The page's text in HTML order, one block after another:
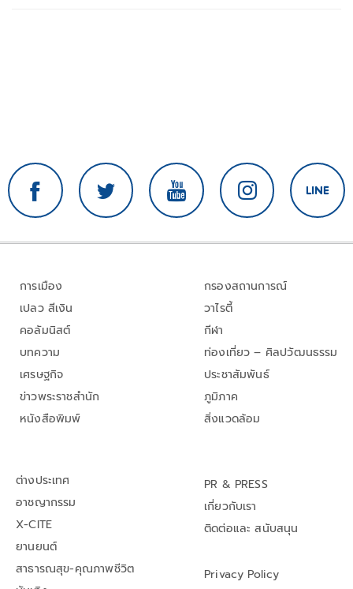
การเมือง
เปลว สีเงิน
คอลัมนิสต์
บทความ
เศรษฐกิจ
ข่าวพระราชสำนัก
หนังสือพิมพ์
กรองสถานการณ์
วาไรตี้
กีฬา
ท่องเที่ยว – ศิลปวัฒนธรรม
ประชาสัมพันธ์
ภูมิภาค
สิ่งแวดล้อม
ต่างประเทศ
อาชญากรรม
X-CITE
ยานยนต์
สาธารณสุข-คุณภาพชีวิต
PR & PRESS
เกี่ยวกับเรา
ติดต่อและ สนับสนุน
Privacy Policy